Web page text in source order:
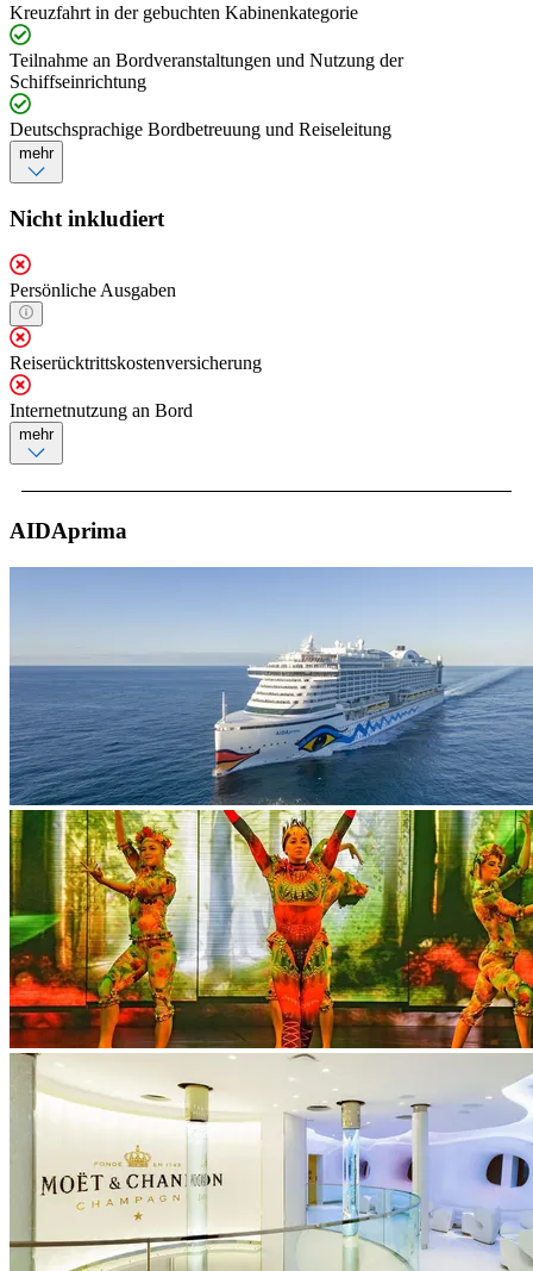
Kreuzfahrt in der gebuchten Kabinenkategorie
Teilnahme an Bordveranstaltungen und Nutzung der
Schiffseinrichtung
Deutschsprachige Bordbetreuung und Reiseleitung
mehr
Nicht inkludiert
Persönliche Ausgaben
Reiserücktrittskostenversicherung
Internetnutzung an Bord
mehr
AIDAprima